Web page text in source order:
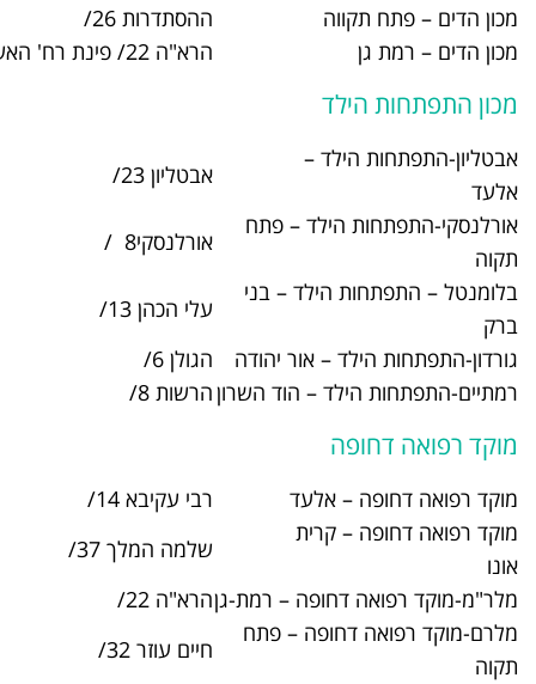
ההסתדרות 26/
03-9132070
הרא"ה 22/ פינת רח' האשל
03-6702278
–
אבטליון 23/
03-9077300
– פתח
אורלנסקי‎ ‎ 8/
03-9084407
– בני
עלי הכהן 13/
03-5779630
אור יהודה
הגולן 6/
– הוד השרוןהרשות 8/
רבי עקיבא 14/
03-9090200
שלמה המלך 37/
03-7378310
– רמת-גןהרא"ה 22/
– פתח
חיים עוזר 32/
*03-5101